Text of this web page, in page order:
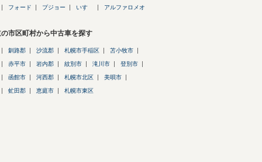
フォード プジョー いすゞ アルファロメオ
市区町村から中古車を探す
釧路郡 沙流郡 札幌市手稲区 苫小牧市
赤平市 岩内郡 紋別市 滝川市 登別市
函館市 河西郡 札幌市北区 美唄市
虻田郡 恵庭市 札幌市東区